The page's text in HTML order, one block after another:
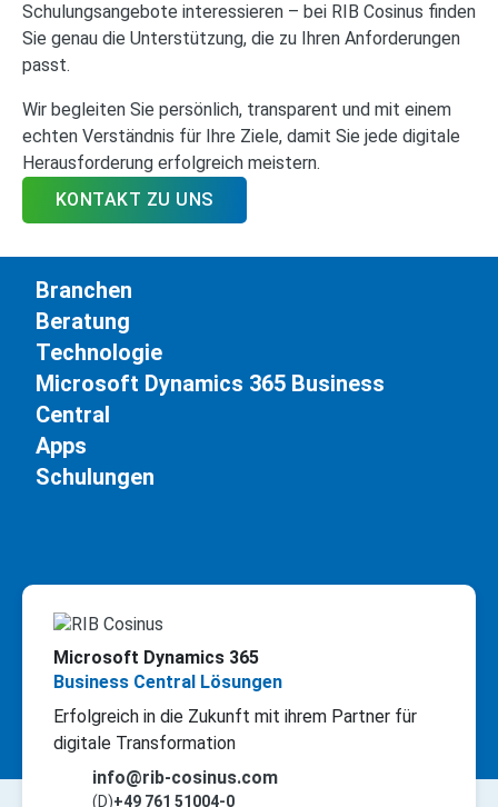
Schulungsangebote interessieren – bei RIB Cosinus finden
Sie genau die Unterstützung, die zu Ihren Anforderungen
passt.
Wir begleiten Sie persönlich, transparent und mit einem
echten Verständnis für Ihre Ziele, damit Sie jede digitale
Herausforderung erfolgreich meistern.
KONTAKT ZU UNS
Branchen
Beratung
Technologie
Microsoft Dynamics 365 Business
Central
Apps
Schulungen
Microsoft Dynamics 365
Business Central Lösungen
Erfolgreich in die Zukunft mit ihrem Partner für
digitale Transformation
info@rib-cosinus.com
(D)+49 761 51004-0